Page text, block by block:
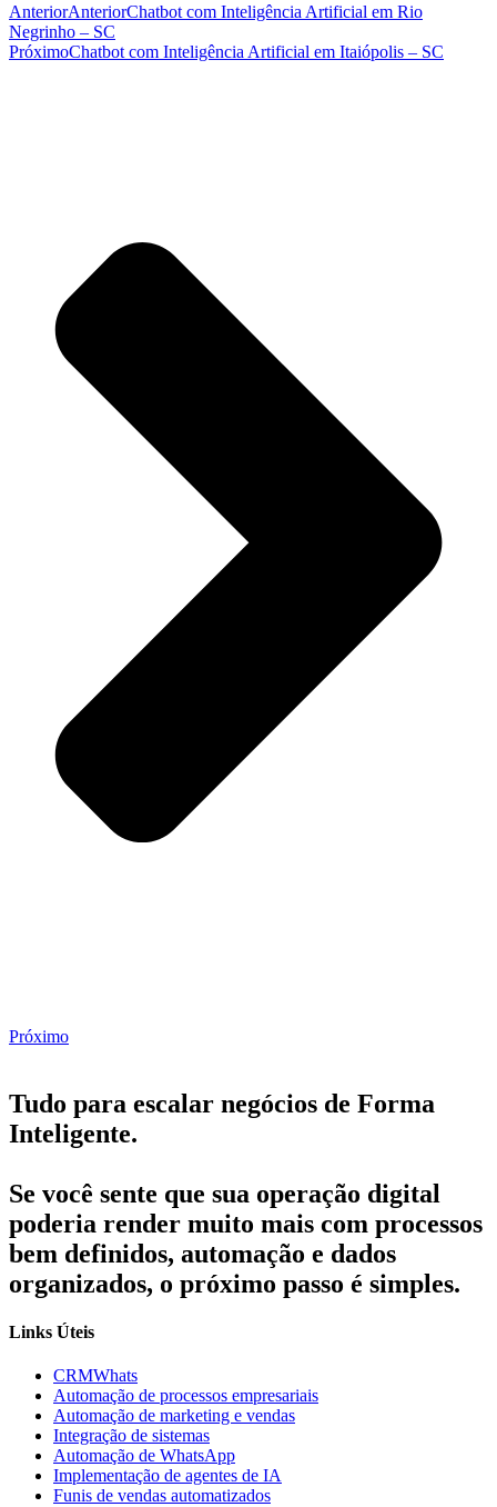
AnteriorAnteriorChatbot com Inteligência Artificial em Rio
Negrinho – SC
PróximoChatbot com Inteligência Artificial em Itaiópolis – SC
Próximo
Tudo para escalar negócios de Forma
Inteligente.
Se você sente que sua operação digital
poderia render muito mais com processos
bem definidos, automação e dados
organizados, o próximo passo é simples.
Links Úteis
CRMWhats
Automação de processos empresariais
Automação de marketing e vendas
Integração de sistemas
Automação de WhatsApp
Implementação de agentes de IA
Funis de vendas automatizados